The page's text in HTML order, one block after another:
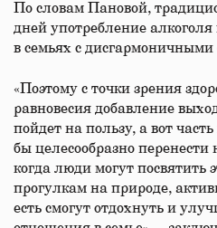
По словам Пановой,
дней употребление
в семьях с
«Поэтому с точки зрения
равновесия добавление
пойдет на пользу, а вот
бы целесообразно перенести
когда люди могут посвятить
прогулкам на природе,
есть смогут отдохнуть и